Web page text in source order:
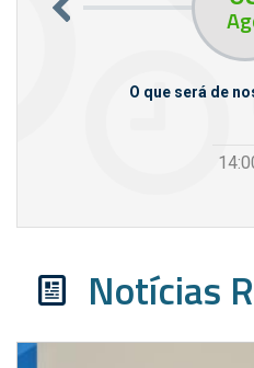
O que será de
Notícias